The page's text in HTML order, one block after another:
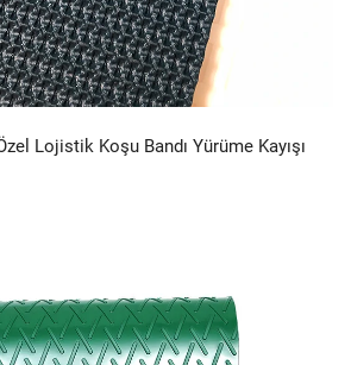
Lojistik Koşu Bandı Yürüme Kayışı